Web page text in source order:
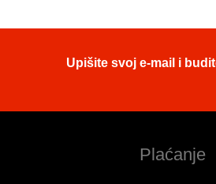
Upišite svoj e-mail i
Plaćanje